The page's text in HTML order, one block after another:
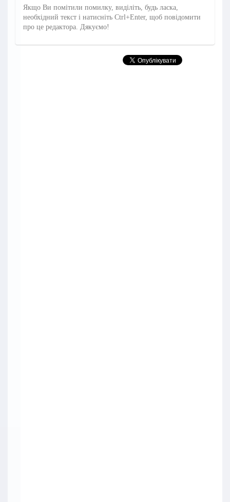
Якщо Ви помітили помилку, виділіть, будь ласка,
необхідний текст і натисніть Ctrl+Enter, щоб повідомити
про це редактора. Дякуємо!